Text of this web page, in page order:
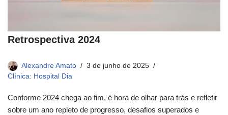
Retrospectiva 2024
Alexandre Amato
3 de junho de 2025
Clínica: Hospital Dia
Conforme 2024 chega ao fim, é hora de olhar para trás e refletir
sobre um ano repleto de progresso, desafios superados e